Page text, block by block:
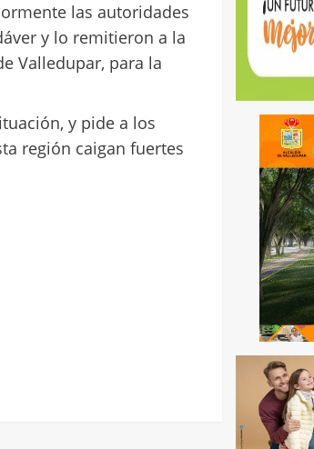
las autoridades
y lo remitieron a la
Valledupar, para la
y pide a los
región caigan fuertes